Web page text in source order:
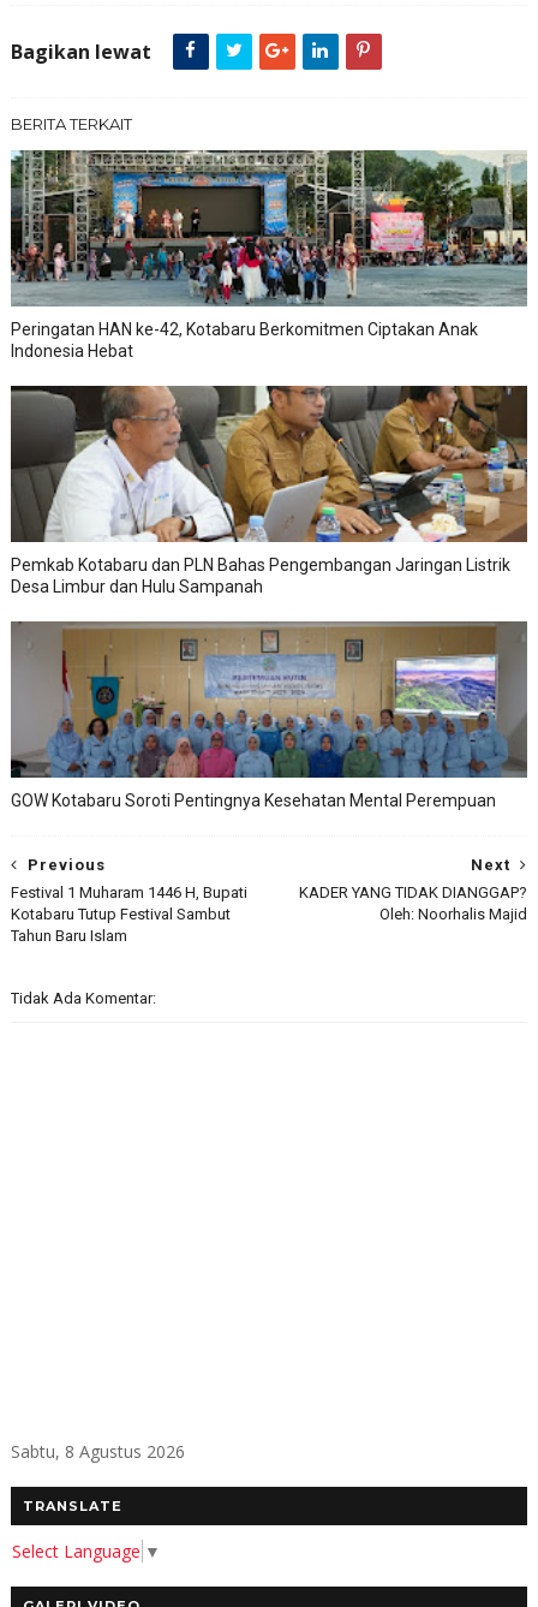
Bagikan lewat
BERITA TERKAIT
Peringatan HAN ke-42, Kotabaru Berkomitmen Ciptakan Anak
Indonesia Hebat
Pemkab Kotabaru dan PLN Bahas Pengembangan Jaringan Listrik
Desa Limbur dan Hulu Sampanah
GOW Kotabaru Soroti Pentingnya Kesehatan Mental Perempuan
Next
KADER YANG TIDAK DIANGGAP?
Oleh: Noorhalis Majid
Previous
Festival 1 Muharam 1446 H, Bupati
Kotabaru Tutup Festival Sambut
Tahun Baru Islam
Tidak Ada Komentar:
Sabtu, 8 Agustus 2026
TRANSLATE
Select Language ▼